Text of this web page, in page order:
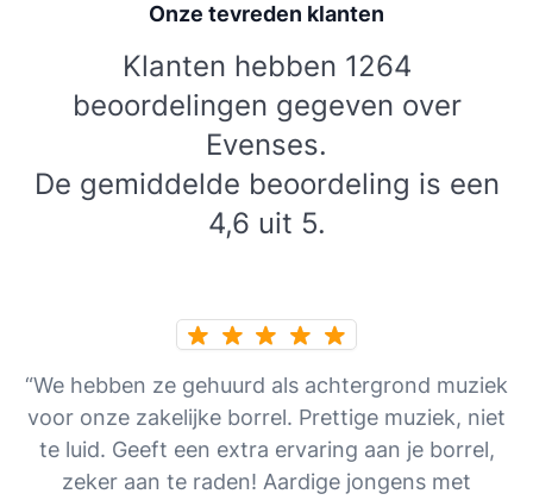
Onze tevreden klanten
Klanten hebben 1264
beoordelingen gegeven over
Evenses.
De gemiddelde beoordeling is een
4,6 uit 5.
“We hebben ze gehuurd als achtergrond muziek
voor onze zakelijke borrel. Prettige muziek, niet
te luid. Geeft een extra ervaring aan je borrel,
zeker aan te raden! Aardige jongens met